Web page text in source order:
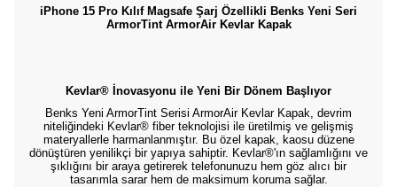
iPhone 15 Pro Kılıf Magsafe Şarj Özellikli Benks Yeni Seri
ArmorTint ArmorAir Kevlar Kapak
Kevlar® İnovasyonu ile Yeni Bir Dönem Başlıyor
Benks Yeni ArmorTint Serisi ArmorAir Kevlar Kapak, devrim
niteliğindeki Kevlar® fiber teknolojisi ile üretilmiş ve gelişmiş
materyallerle harmanlanmıştır. Bu özel kapak, kaosu düzene
dönüştüren yenilikçi bir yapıya sahiptir. Kevlar®'ın sağlamlığını ve
şıklığını bir araya getirerek telefonunuzu hem göz alıcı bir
tasarımla sarar hem de maksimum koruma sağlar.